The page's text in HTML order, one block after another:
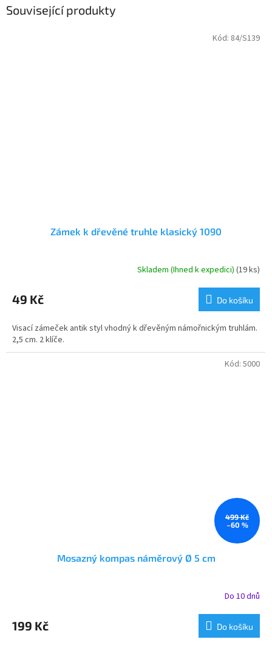
Související produkty
Zámek k dřevěné truhle klasický 1090
produktu
je
z
5
hvězdiček.
Skladem (Ihned k expedici)(19 ks)
49 Kč Do košíku
Visací zámeček antik styl vhodný k dřevěným námořnickým truhlám.
2,5 cm. 2 klíče.
Kód: 84/S139
499 Kč
–60 %
Mosazný kompas náměrový Ø 5 cm
Do 10 dnů
199 Kč Do košíku
Kód: 5000